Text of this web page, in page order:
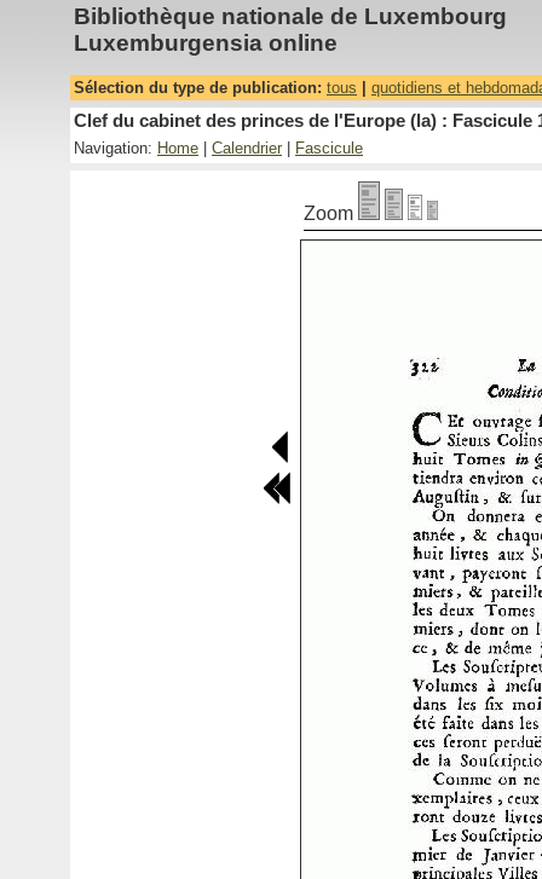
Bibliothèque nationale de Luxembourg
Luxemburgensia online
Sélection du type de publication: tous quotidiens et
Clef du cabinet des princes de l'Europe (la) : Fascicule
Navigation: Home Calendrier Fascicule
Zoom